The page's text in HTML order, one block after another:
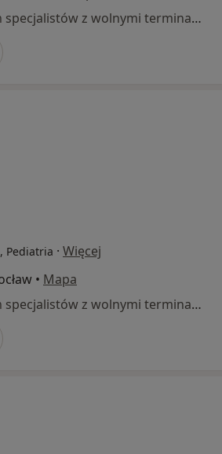
Brak dostępnych specjalistów z wolnymi terminami w tym centrum medycznym.
Pediatria · Więcej
• Mapa
Brak dostępnych specjalistów z wolnymi terminami w tym centrum medycznym.